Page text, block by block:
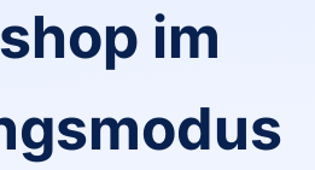
im